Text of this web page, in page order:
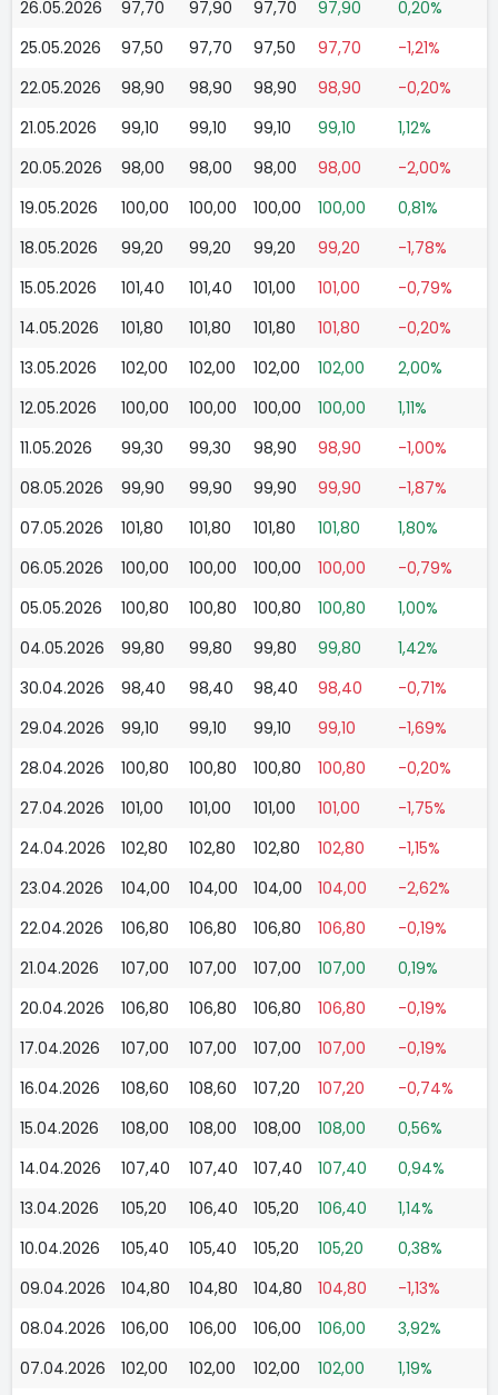
26.05.2026 97,70 97,90 97,70 97,90
0,20%
25.05.2026
97,50 97,70 97,50 97,70
-1,21%
22.05.2026
98,90 98,90 98,90 98,90
-0,20%
21.05.2026
99,10 99,10 99,10 99,10
1,12%
20.05.2026
98,00 98,00 98,00 98,00
-2,00%
19.05.2026
100,00 100,00 100,00 100,00
0,81%
18.05.2026
99,20 99,20 99,20 99,20
-1,78%
15.05.2026
101,40 101,40 101,00 101,00
-0,79%
14.05.2026
101,80 101,80 101,80 101,80
-0,20%
13.05.2026
102,00 102,00 102,00 102,00
2,00%
12.05.2026
100,00 100,00 100,00 100,00
1,11%
11.05.2026
99,30 99,30 98,90 98,90
-1,00%
08.05.2026
99,90 99,90 99,90 99,90
-1,87%
07.05.2026
101,80 101,80 101,80 101,80
1,80%
06.05.2026
100,00 100,00 100,00 100,00
-0,79%
05.05.2026
100,80 100,80 100,80 100,80
1,00%
04.05.2026
99,80 99,80 99,80 99,80
1,42%
30.04.2026
98,40 98,40 98,40 98,40
-0,71%
29.04.2026
99,10 99,10 99,10 99,10
-1,69%
28.04.2026
100,80 100,80 100,80 100,80
-0,20%
27.04.2026
101,00 101,00 101,00 101,00
-1,75%
24.04.2026
102,80 102,80 102,80 102,80
-1,15%
23.04.2026
104,00 104,00 104,00 104,00
-2,62%
22.04.2026
106,80 106,80 106,80 106,80
-0,19%
21.04.2026
107,00 107,00 107,00 107,00
0,19%
20.04.2026
106,80 106,80 106,80 106,80
-0,19%
17.04.2026
107,00 107,00 107,00 107,00
-0,19%
16.04.2026
108,60 108,60 107,20 107,20
-0,74%
15.04.2026
108,00 108,00 108,00 108,00
0,56%
14.04.2026
107,40 107,40 107,40 107,40
0,94%
13.04.2026
105,20 106,40 105,20 106,40
1,14%
10.04.2026
105,40 105,40 105,20 105,20
0,38%
09.04.2026
104,80 104,80 104,80 104,80
-1,13%
08.04.2026
106,00 106,00 106,00 106,00
3,92%
07.04.2026
102,00 102,00 102,00 102,00
1,19%